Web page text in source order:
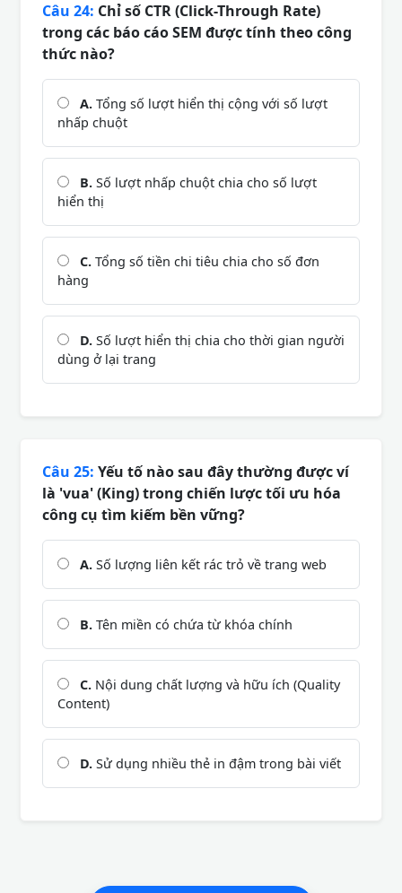
Câu 24: Chỉ số CTR (Click-Through Rate)
trong các báo cáo SEM được tính theo công
thức nào?
A. Tổng số lượt hiển thị cộng với số lượt
nhấp chuột
B. Số lượt nhấp chuột chia cho số lượt
hiển thị
C. Tổng số tiền chi tiêu chia cho số đơn
hàng
D. Số lượt hiển thị chia cho thời gian người
dùng ở lại trang
Câu 25: Yếu tố nào sau đây thường được ví
là 'vua' (King) trong chiến lược tối ưu hóa
công cụ tìm kiếm bền vững?
A. Số lượng liên kết rác trỏ về trang web
B. Tên miền có chứa từ khóa chính
C. Nội dung chất lượng và hữu ích (Quality
Content)
D. Sử dụng nhiều thẻ in đậm trong bài viết